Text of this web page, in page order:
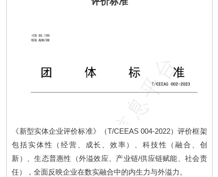
《新型实体企业评价标准》（T/CEEAS 004-2022）评价框架
包括实体性（经营、成长、效率）、科技性（融合、创
新）、生态普惠性（外溢效应、产业链/供应链赋能、社会责
任），全面反映企业在数实融合中的内生力与外溢力。